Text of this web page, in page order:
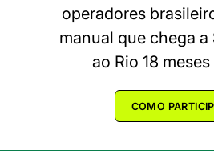
operadores
manual que chega a
ao Rio 18
COMO